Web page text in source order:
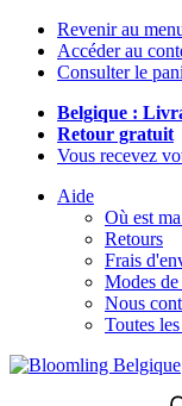
Revenir au
Accéder au
Consulter le
Belgique :
Retour gratuit
Vous recevez
Aide
Où est
Retours
Frais
Modes
Nous
Toutes